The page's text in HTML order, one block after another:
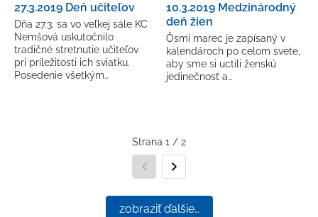
27.3.2019 Deň učiteľov
Dňa 27.3. sa vo veľkej sále KC
Nemšová uskutočnilo
tradičné stretnutie učiteľov
pri príležitosti ich sviatku.
Posedenie všetkým…
10.3.2019 Medzinárodný
deň žien
Ôsmi marec je zapísaný v
kalendároch po celom svete,
aby sme si uctili ženskú
jedinečnosť a…
Strana 1 / 2
zobraziť ďalšie…